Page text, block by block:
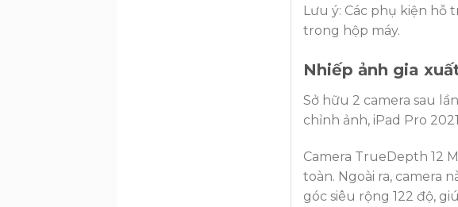
Lưu ý: Các phụ kiện hỗ
trong hộp máy.
Nhiếp ảnh gia
Sở hữu 2 camera sau
chỉnh ảnh, iPad Pro
Camera TrueDepth 12
toàn. Ngoài ra, camera
góc siêu rộng 122 độ,